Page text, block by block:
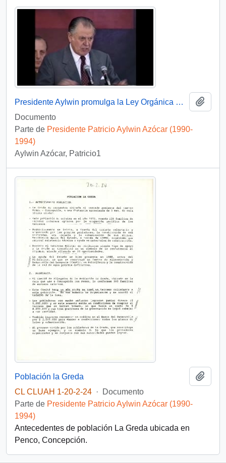
Presidente Aylwin promulga la Ley Orgánica Constitucional de Regionalización: video
Documento
Parte de Presidente Patricio Aylwin Azócar (1990-
1994)
Aylwin Azócar, Patricio1
Población la Greda
CL CLUAH 1-20-2-24 ·
Documento
Parte de Presidente Patricio Aylwin Azócar (1990-
1994)
Antecedentes de población La Greda ubicada en
Penco, Concepción.